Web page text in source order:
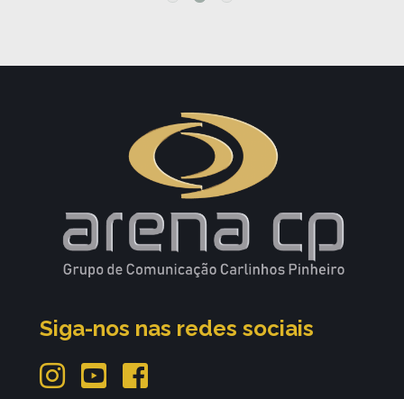
Siga-nos nas redes sociais